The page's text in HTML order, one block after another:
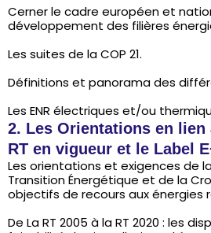
Cerner le cadre européen et
développement des filières
Les suites de la COP 21.
Définitions et panorama des
Les ENR électriques et/ou
2. Les Orientations en lien
RT en vigueur et le Label
Les orientations et exigences de la
Transition Énergétique et de la
objectifs de recours aux énergies
De La RT 2005 à la RT 2020 : les